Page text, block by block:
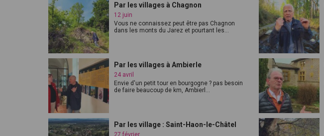
Par les villages à Chagnon
12 juin
Vous ne connaissez peut être pas Chagnon
dans les monts du Jarez et pourtant les...
Par les villages à Ambierle
24 avril
Envie d'un petit tour en bourgogne ? pas besoin
de faire beaucoup de km, Ambierl...
Par les village : Saint-Haon-le-Châtel
27 février